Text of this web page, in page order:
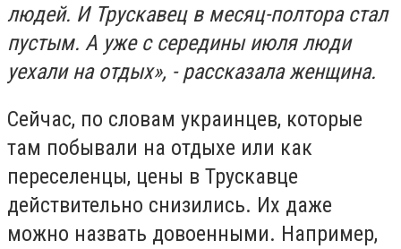
людей. И Трускавец в месяц-полтора стал
пустым. А уже с середины июля люди
уехали на отдых», - рассказала женщина.
Сейчас, по словам украинцев, которые
там побывали на отдыхе или как
переселенцы, цены в Трускавце
действительно снизились. Их даже
можно назвать довоенными. Например,